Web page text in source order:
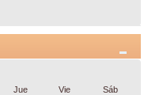
Jue Vie
Sáb